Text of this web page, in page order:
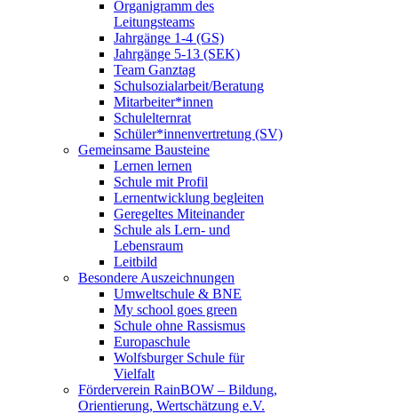
Organigramm des
Leitungsteams
Jahrgänge 1-4 (GS)
Jahrgänge 5-13 (SEK)
Team Ganztag
Schulsozialarbeit/Beratung
Mitarbeiter*innen
Schulelternrat
Schüler*innenvertretung (SV)
Gemeinsame Bausteine
Lernen lernen
Schule mit Profil
Lernentwicklung begleiten
Geregeltes Miteinander
Schule als Lern- und
Lebensraum
Leitbild
Besondere Auszeichnungen
Umweltschule & BNE
My school goes green
Schule ohne Rassismus
Europaschule
Wolfsburger Schule für
Vielfalt
Förderverein RainBOW – Bildung,
Orientierung, Wertschätzung e.V.